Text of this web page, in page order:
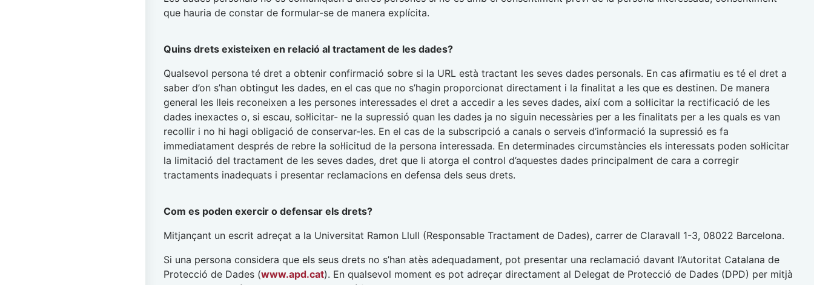
que hauria de constar de formular-se de manera explícita.
Quins drets existeixen en relació al tractament de les dades?
Qualsevol persona té dret a obtenir confirmació sobre si la URL està tractant les seves dades personals. En cas afirmatiu es té el dret a
saber d’on s’han obtingut les dades, en el cas que no s’hagin proporcionat directament i la finalitat a les que es destinen. De manera
general les lleis reconeixen a les persones interessades el dret a accedir a les seves dades, així com a sol·licitar la rectificació de les
dades inexactes o, si escau, sol·licitar- ne la supressió quan les dades ja no siguin necessàries per a les finalitats per a les quals es van
recollir i no hi hagi obligació de conservar-les. En el cas de la subscripció a canals o serveis d’informació la supressió es fa
immediatament després de rebre la sol·licitud de la persona interessada. En determinades circumstàncies els interessats poden sol·licitar
la limitació del tractament de les seves dades, dret que li atorga el control d’aquestes dades principalment de cara a corregir
tractaments inadequats i presentar reclamacions en defensa dels seus drets.
Com es poden exercir o defensar els drets?
Mitjançant un escrit adreçat a la Universitat Ramon Llull (Responsable Tractament de Dades), carrer de Claravall 1-3, 08022 Barcelona.
Si una persona considera que els seus drets no s’han atès adequadament, pot presentar una reclamació davant l’Autoritat Catalana de
Protecció de Dades (www.apd.cat). En qualsevol moment es pot adreçar directament al Delegat de Protecció de Dades (DPD) per mitjà